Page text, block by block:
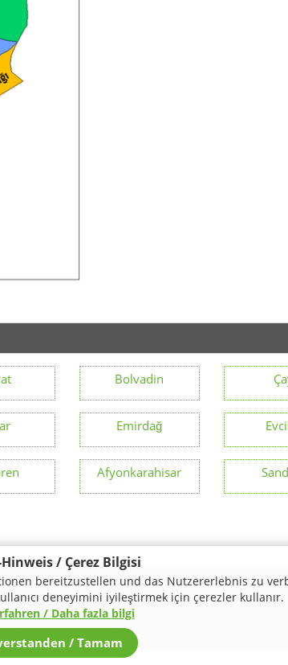
/ Çerez Bilgisi
bereitzustellen und das Nutzererlebnis zu
deneyimini iyileştirmek için çerezler kullanır.
/ Daha fazla bilgi
/ Tamam
Bolvadin
Emirdağ
Afyonkarahisar
Regional. Tüm hakları saklıdır.